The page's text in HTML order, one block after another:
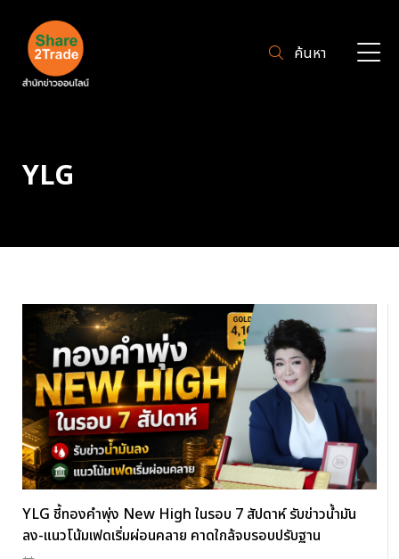
ค้นหา
YLG
YLG ชี้ทองคำพุ่ง New High ในรอบ 7 สัปดาห์ รับข่าวน้ำมัน
ลง-แนวโน้มเฟดเริ่มผ่อนคลาย คาดใกล้จบรอบปรับฐาน